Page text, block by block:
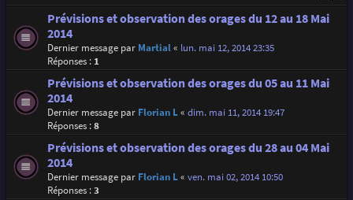
Prévisions et observation des orages du 12 au 18 Mai
2014
Dernier message par Martial« lun. mai 12, 2014 23:35
Réponses : 1
Prévisions et observation des orages du 05 au 11 Mai
2014
Dernier message par Florian L« dim. mai 11, 2014 19:47
Réponses :8
Prévisions et observation des orages du 28 au 04 Mai
2014
Dernier message par Florian L« ven. mai 02, 2014 10:50
Réponses :3